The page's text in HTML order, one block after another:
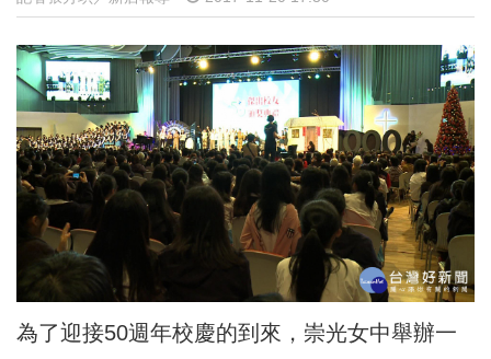
為了迎接50週年校慶的到來，崇光女中舉辦一